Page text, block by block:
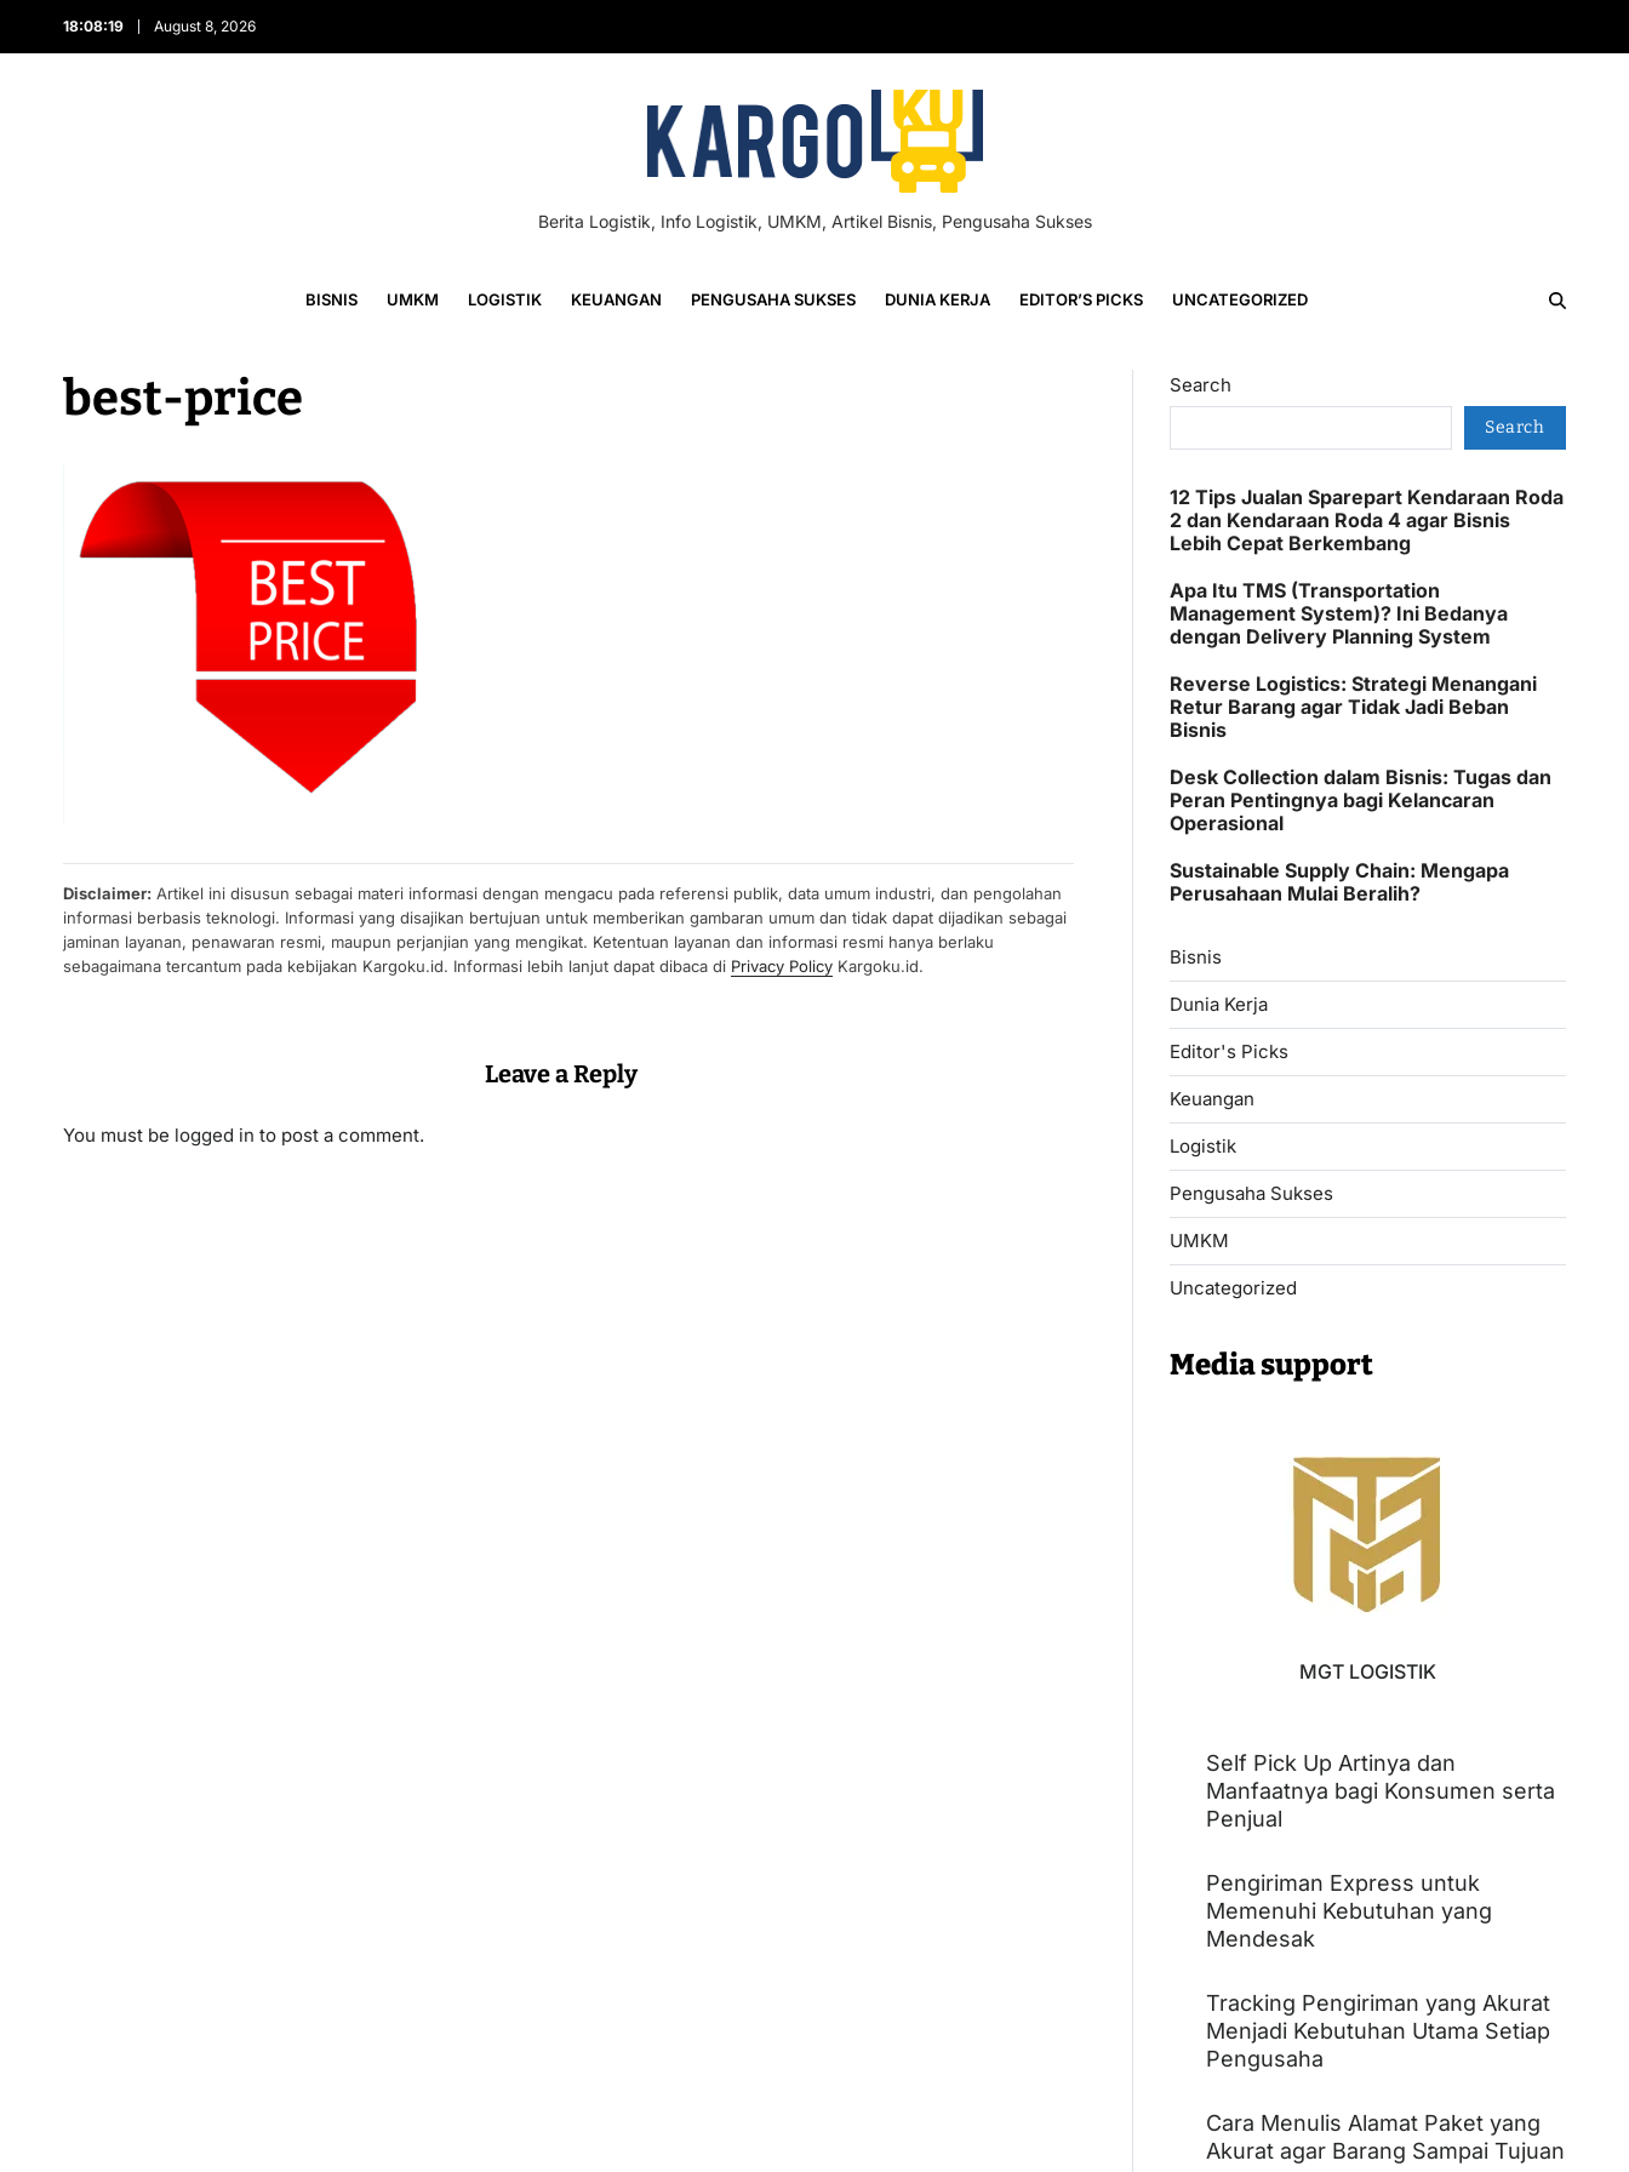
18:08:20 August 8, 2026
Berita Logistik, Info Logistik, UMKM, Artikel Bisnis, Pengusaha Sukses
BISNIS UMKM LOGISTIK KEUANGAN PENGUSAHA SUKSES DUNIA KERJA EDITOR’S PICKS UNCATEGORIZED
best-price
Disclaimer: Artikel ini disusun sebagai materi informasi dengan mengacu pada referensi publik, data umum industri, dan pengolahan
informasi berbasis teknologi. Informasi yang disajikan bertujuan untuk memberikan gambaran umum dan tidak dapat dijadikan sebagai
jaminan layanan, penawaran resmi, maupun perjanjian yang mengikat. Ketentuan layanan dan informasi resmi hanya berlaku
sebagaimana tercantum pada kebijakan Kargoku.id. Informasi lebih lanjut dapat dibaca di Privacy Policy Kargoku.id.
Leave a Reply
You must be logged in to post a comment.
Search
Search
12 Tips Jualan Sparepart Kendaraan Roda
2 dan Kendaraan Roda 4 agar Bisnis
Lebih Cepat Berkembang
Apa Itu TMS (Transportation
Management System)? Ini Bedanya
dengan Delivery Planning System
Reverse Logistics: Strategi Menangani
Retur Barang agar Tidak Jadi Beban
Bisnis
Desk Collection dalam Bisnis: Tugas dan
Peran Pentingnya bagi Kelancaran
Operasional
Sustainable Supply Chain: Mengapa
Perusahaan Mulai Beralih?
Bisnis
Dunia Kerja
Editor's Picks
Keuangan
Logistik
Pengusaha Sukses
UMKM
Uncategorized
Media support
MGT LOGISTIK
Self Pick Up Artinya dan
Manfaatnya bagi Konsumen serta
Penjual
Pengiriman Express untuk
Memenuhi Kebutuhan yang
Mendesak
Tracking Pengiriman yang Akurat
Menjadi Kebutuhan Utama Setiap
Pengusaha
Cara Menulis Alamat Paket yang
Akurat agar Barang Sampai Tujuan